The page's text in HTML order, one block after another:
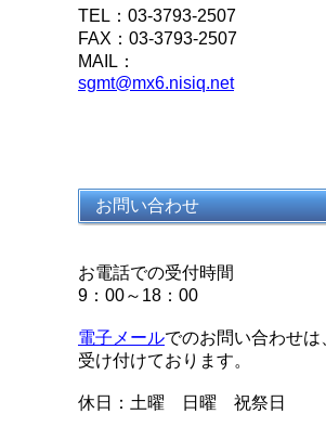
TEL：03-3793-2507
FAX：03-3793-2507
MAIL：
sgmt@mx6.nisiq.net
お問い合わせ
お電話での受付時間
9：00～18：00
電子メールでのお問い合わせは
受け付けております。
休日：土曜 日曜 祝祭日